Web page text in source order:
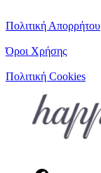
Πολιτική Απορρήτου
Όροι Χρήσης
Πολιτική Cookies